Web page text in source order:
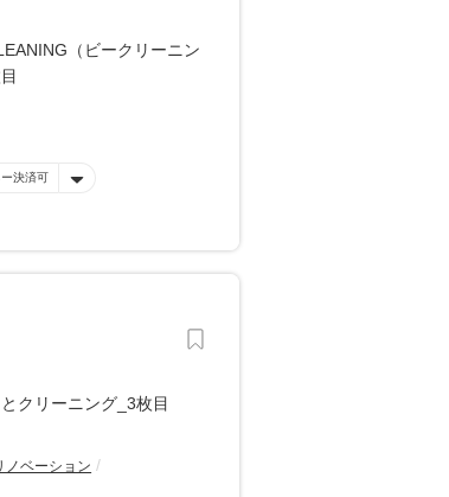
決済可
ノベーション